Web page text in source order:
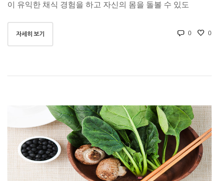
이 유익한 채식 경험을 하고 자신의 몸을 돌볼 수 있도
자세히 보기 0 0